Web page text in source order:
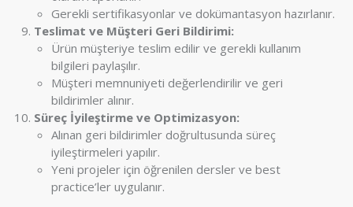
Gerekli sertifikasyonlar ve dokümantasyon hazırlanır.
Teslimat ve Müşteri Geri Bildirimi:
Ürün müşteriye teslim edilir ve gerekli kullanım
bilgileri paylaşılır.
Müşteri memnuniyeti değerlendirilir ve geri
bildirimler alınır.
Süreç İyileştirme ve Optimizasyon:
Alınan geri bildirimler doğrultusunda süreç
iyileştirmeleri yapılır.
Yeni projeler için öğrenilen dersler ve best
practice’ler uygulanır.